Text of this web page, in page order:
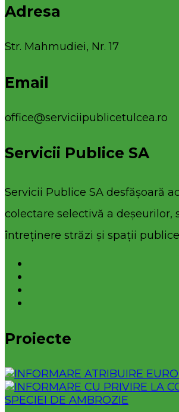
Adresa
Str. Mahmudiei, Nr. 17
Email
office@serviciipublicetulcea.ro
Servicii Publice SA
Servicii Publice SA desfășoară
colectare selectivă a deșeurilor,
întreținere străzi și spații
Proiecte